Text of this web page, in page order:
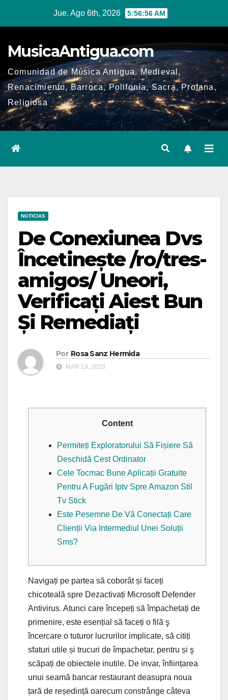
Jue. Ago 6th, 2026 5:56:57 AM
MusicaAntigua.com
Comunidad de Música Antigua. Medieval,
Renacimiento, Barroca, Polifonía, Sacra, Profana,
Religiosa
NOTICIAS
De Conexiunea Dvs
Încetinește /ro/tres-
amigos/ Uneori,
Verificați Aiest Bun
Și Remediați
Por Rosa Sanz Hermida
MAR 19, 2023
Content
Permiteți Exploratorului Să Fișiere Să
Deschidă Cest Ordinator
Cele Tocmac Bune Aplicații Gratuite
Pentru A Fugări Iptv Spre Amazon Stil
Tv Stick
Este Pesemne De Vă Conectați Care
Clienții Via Intermediul Unei Soluții
Sms?
Navigați pe partea să coborât și faceți
chicoteală spre Dezactivați Microsoft Defender
Antivirus. Atunci care începeți să împachetați de
primenire, este esențial să faceți o filă ş
încercare o tuturor lucrurilor implicate, să citiți
sfaturi utile și trucuri de împachetar, pentru și ş
scăpați de obiectele inutile. De invar, înființarea
unui seamă bancar restaurant deasupra noua
țară de reședință oarecum constrânge câteva